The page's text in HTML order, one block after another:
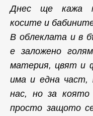
Днес ще кажа
косите и
В облеклата и в
е заложено
материя, цвят и
има и една част,
нас, но за която
просто защото